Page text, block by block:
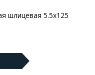
шлицевая 5.5х125